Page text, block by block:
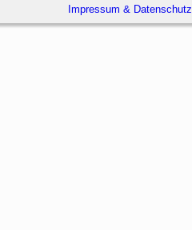
Impressum & Datenschutz